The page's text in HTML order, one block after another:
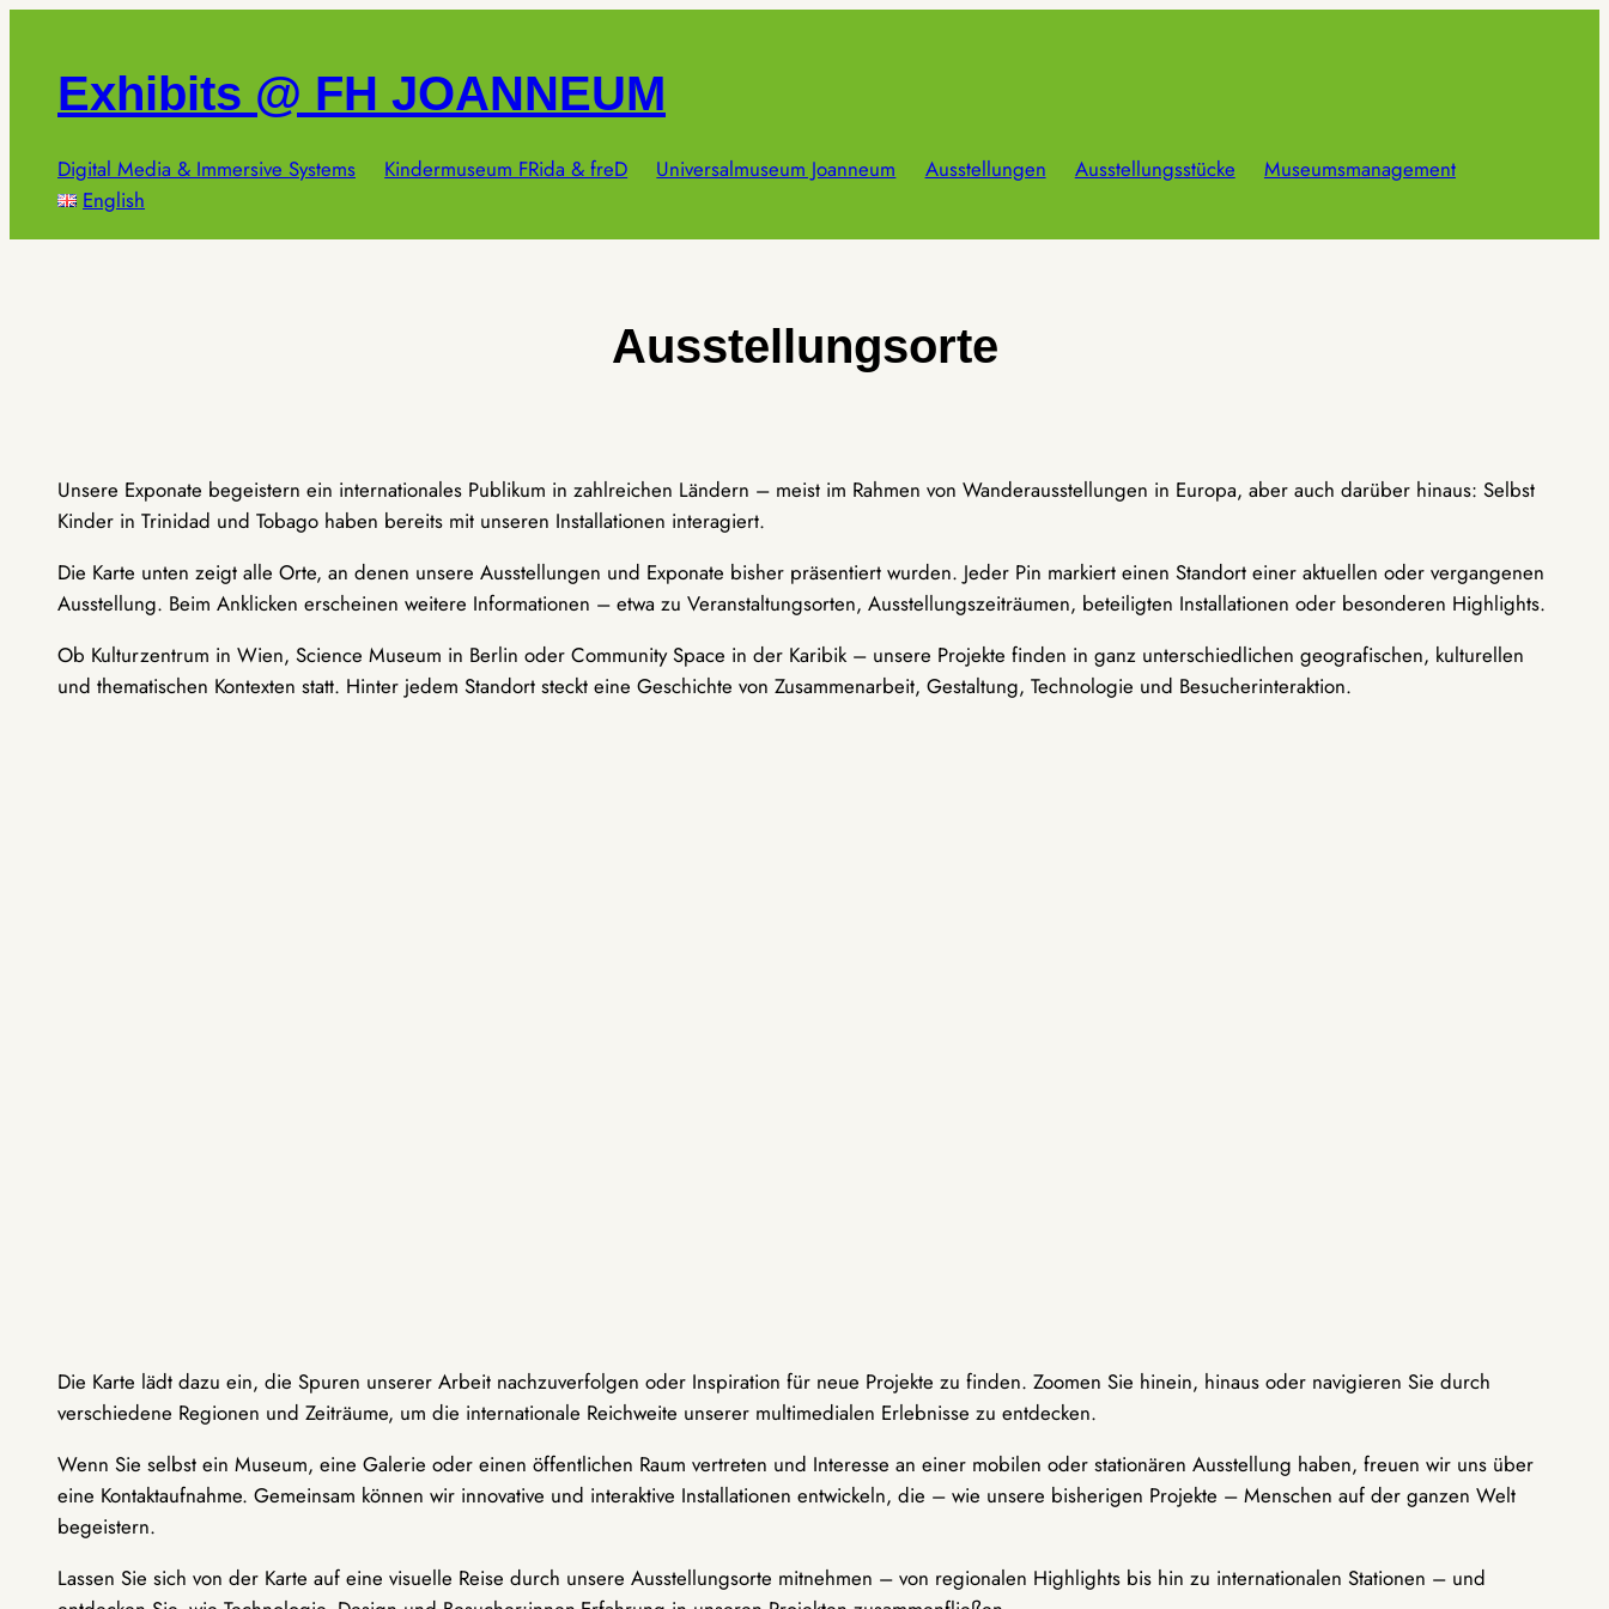
springenExhibits @ FH JOANNEUM
Digital Media & Immersive Systems Kindermuseum FRida & freD Universalmuseum Joanneum Ausstellungen Ausstellungsstücke
Museumsmanagement
English
Ausstellungsorte
Unsere Exponate begeistern ein internationales Publikum in zahlreichen Ländern – meist im Rahmen von Wanderausstellungen in Europa, aber auch darüber hinaus: Selbst
Kinder in Trinidad und Tobago haben bereits mit unseren Installationen interagiert.
Die Karte unten zeigt alle Orte, an denen unsere Ausstellungen und Exponate bisher präsentiert wurden. Jeder Pin markiert einen Standort einer aktuellen oder vergangenen
Ausstellung. Beim Anklicken erscheinen weitere Informationen – etwa zu Veranstaltungsorten, Ausstellungszeiträumen, beteiligten Installationen oder besonderen Highlights.
Ob Kulturzentrum in Wien, Science Museum in Berlin oder Community Space in der Karibik – unsere Projekte finden in ganz unterschiedlichen geografischen, kulturellen
und thematischen Kontexten statt. Hinter jedem Standort steckt eine Geschichte von Zusammenarbeit, Gestaltung, Technologie und Besucherinteraktion.
Die Karte lädt dazu ein, die Spuren unserer Arbeit nachzuverfolgen oder Inspiration für neue Projekte zu finden. Zoomen Sie hinein, hinaus oder navigieren Sie durch
verschiedene Regionen und Zeiträume, um die internationale Reichweite unserer multimedialen Erlebnisse zu entdecken.
Wenn Sie selbst ein Museum, eine Galerie oder einen öffentlichen Raum vertreten und Interesse an einer mobilen oder stationären Ausstellung haben, freuen wir uns über
eine Kontaktaufnahme. Gemeinsam können wir innovative und interaktive Installationen entwickeln, die – wie unsere bisherigen Projekte – Menschen auf der ganzen Welt
begeistern.
Lassen Sie sich von der Karte auf eine visuelle Reise durch unsere Ausstellungsorte mitnehmen – von regionalen Highlights bis hin zu internationalen Stationen – und